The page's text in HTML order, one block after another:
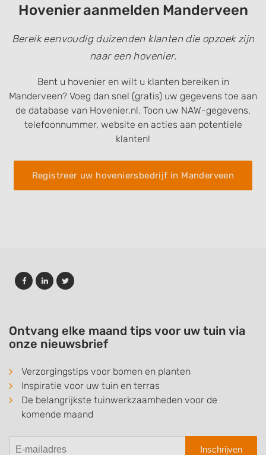
Hovenier aanmelden Manderveen
Bereik eenvoudig duizenden klanten die opzoek zijn
naar een hovenier.
Bent u hovenier en wilt u klanten bereiken in
Manderveen? Voeg dan snel (gratis) uw gegevens toe aan
de database van Hovenier.nl. Toon uw NAW-gegevens,
telefoonnummer, website en acties aan potentiele
klanten!
Registreer uw hoveniersbedrijf in Manderveen
Ontvang elke maand tips voor uw tuin via
onze nieuwsbrief
Verzorgingstips voor bomen en planten
Inspiratie voor uw tuin en terras
De belangrijkste tuinwerkzaamheden voor de
komende maand
Inschrijven